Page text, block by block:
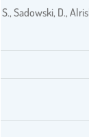
Sadowski, D.,